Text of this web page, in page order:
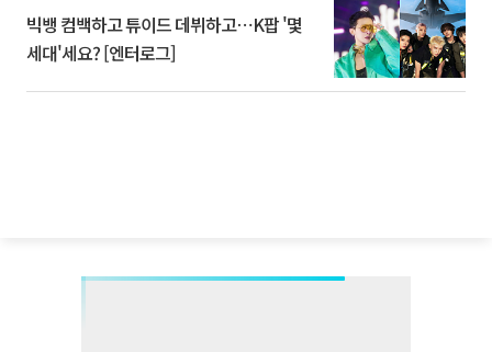
빅뱅 컴백하고 튜이드 데뷔하고⋯K팝 '몇
세대'세요? [엔터로그]